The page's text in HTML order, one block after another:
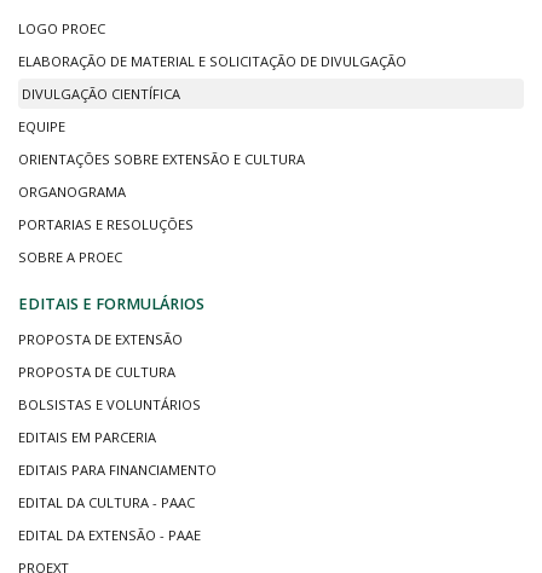
LOGO PROEC
ELABORAÇÃO DE MATERIAL E SOLICITAÇÃO DE DIVULGAÇÃO
DIVULGAÇÃO CIENTÍFICA
EQUIPE
ORIENTAÇÕES SOBRE EXTENSÃO E CULTURA
ORGANOGRAMA
PORTARIAS E RESOLUÇÕES
SOBRE A PROEC
EDITAIS E FORMULÁRIOS
PROPOSTA DE EXTENSÃO
PROPOSTA DE CULTURA
BOLSISTAS E VOLUNTÁRIOS
EDITAIS EM PARCERIA
EDITAIS PARA FINANCIAMENTO
EDITAL DA CULTURA - PAAC
EDITAL DA EXTENSÃO - PAAE
PROEXT